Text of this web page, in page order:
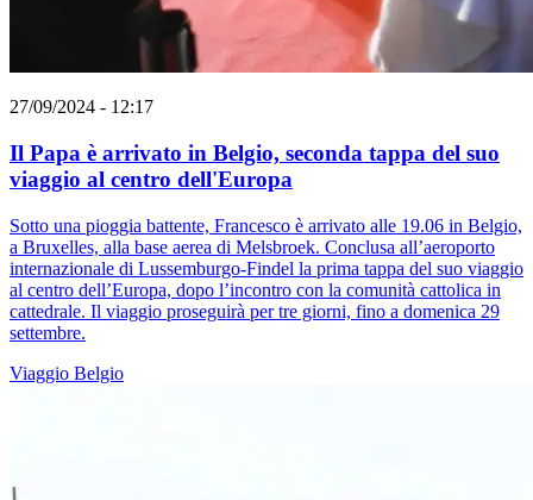
27/09/2024 - 12:17
Il Papa è arrivato in Belgio, seconda tappa del suo
viaggio al centro dell'Europa
Sotto una pioggia battente, Francesco è arrivato alle 19.06 in Belgio,
a Bruxelles, alla base aerea di Melsbroek. Conclusa all’aeroporto
internazionale di Lussemburgo-Findel la prima tappa del suo viaggio
al centro dell’Europa, dopo l’incontro con la comunità cattolica in
cattedrale. Il viaggio proseguirà per tre giorni, fino a domenica 29
settembre.
Viaggio Belgio